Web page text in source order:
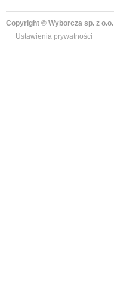
Copyright © Wyborcza sp. z o.o.
Ustawienia prywatności